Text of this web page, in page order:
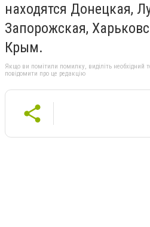
находятся Донецкая,
Запорожская,
Крым.
Якщо ви помітили помилку, виділіть необхідний
повідомити про це редакцію